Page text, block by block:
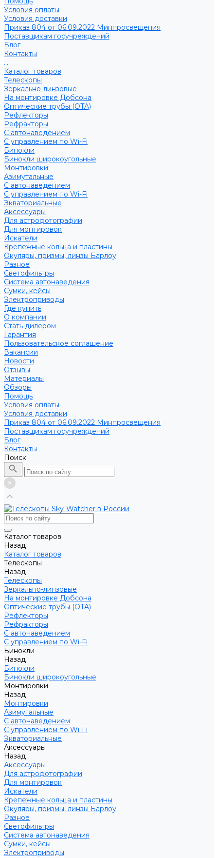
Условия оплаты
Условия доставки
Приказ 804 от 06.09.2022 Минпросвещения
Поставщикам госучреждений
Блог
Контакты
...
Каталог товаров
Телескопы
Зеркально-линзовые
На монтировке Добсона
Оптические трубы (OTA)
Рефлекторы
Рефракторы
С автонаведением
С управлением по Wi-Fi
Бинокли
Бинокли широкоугольные
Монтировки
Азимутальные
С автонаведением
С управлением по Wi-Fi
Экваториальные
Аксессуары
Для астрофотографии
Для монтировок
Искатели
Крепежные кольца и пластины
Окуляры, призмы, линзы Барлоу
Разное
Светофильтры
Система автонаведения
Сумки, кейсы
Электроприводы
Где купить
О компании
Стать дилером
Гарантия
Пользовательское соглашение
Вакансии
Новости
Отзывы
Материалы
Обзоры
Помощь
Условия оплаты
Условия доставки
Приказ 804 от 06.09.2022 Минпросвещения
Поставщикам госучреждений
Блог
Контакты
Поиск
Каталог товаров
Назад
Каталог товаров
Телескопы
Назад
Телескопы
Зеркально-линзовые
На монтировке Добсона
Оптические трубы (OTA)
Рефлекторы
Рефракторы
С автонаведением
С управлением по Wi-Fi
Бинокли
Назад
Бинокли
Бинокли широкоугольные
Монтировки
Назад
Монтировки
Азимутальные
С автонаведением
С управлением по Wi-Fi
Экваториальные
Аксессуары
Назад
Аксессуары
Для астрофотографии
Для монтировок
Искатели
Крепежные кольца и пластины
Окуляры, призмы, линзы Барлоу
Разное
Светофильтры
Система автонаведения
Сумки, кейсы
Электроприводы